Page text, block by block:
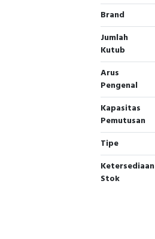
Brand
Jumlah
Kutub
Arus
Pengenal
Kapasitas
Pemutusan
Tipe
Ketersediaan
Stok